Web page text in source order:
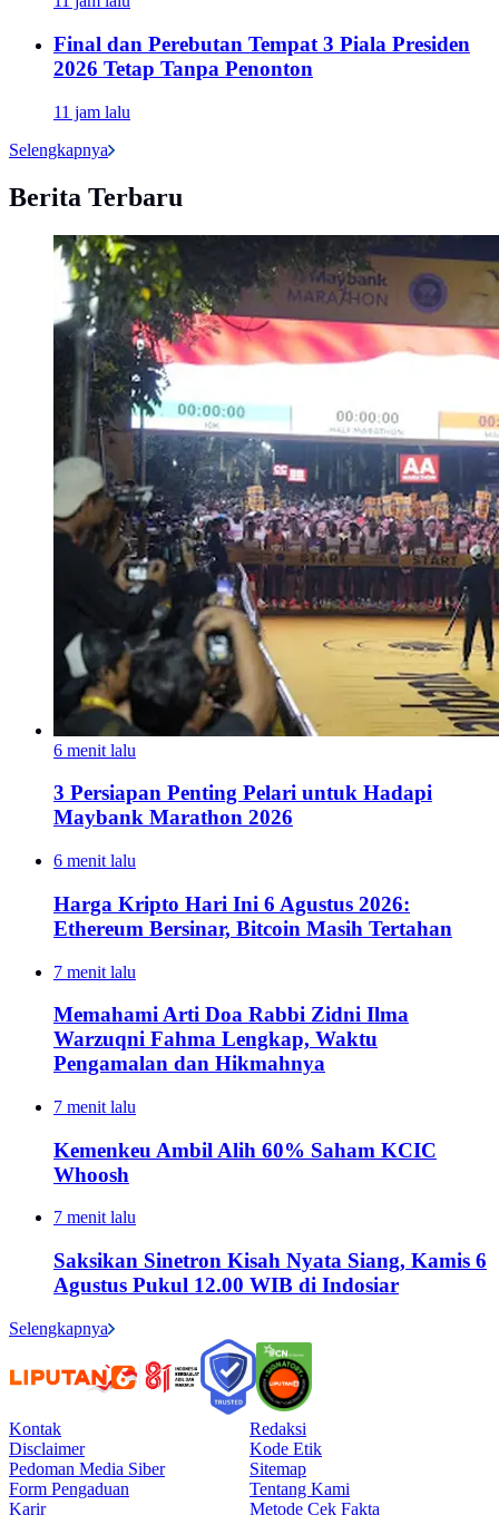
Final dan Perebutan Tempat 3 Piala Presiden
2026 Tetap Tanpa Penonton
11 jam lalu
Selengkapnya
Berita Terbaru
6 menit lalu
3 Persiapan Penting Pelari untuk Hadapi
Maybank Marathon 2026
6 menit lalu
Harga Kripto Hari Ini 6 Agustus 2026:
Ethereum Bersinar, Bitcoin Masih Tertahan
7 menit lalu
Memahami Arti Doa Rabbi Zidni Ilma
Warzuqni Fahma Lengkap, Waktu
Pengamalan dan Hikmahnya
7 menit lalu
Kemenkeu Ambil Alih 60% Saham KCIC
Whoosh
7 menit lalu
Saksikan Sinetron Kisah Nyata Siang, Kamis 6
Agustus Pukul 12.00 WIB di Indosiar
Selengkapnya
Kontak
Redaksi
Disclaimer
Kode Etik
Pedoman Media Siber
Sitemap
Form Pengaduan
Tentang Kami
Karir
Metode Cek Fakta